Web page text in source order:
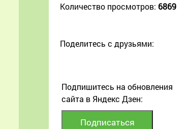
Количество просмотров: 6869
Поделитесь с друзьями:
Подпишитесь на обновления
сайта в Яндекс Дзен: